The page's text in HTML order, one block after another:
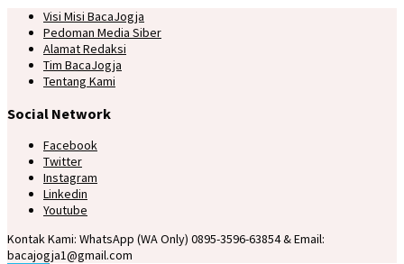
Visi Misi BacaJogja
Pedoman Media Siber
Alamat Redaksi
Tim BacaJogja
Tentang Kami
Social Network
Facebook
Twitter
Instagram
Linkedin
Youtube
Kontak Kami: WhatsApp (WA Only) 0895-3596-63854 & Email:
bacajogja1@gmail.com